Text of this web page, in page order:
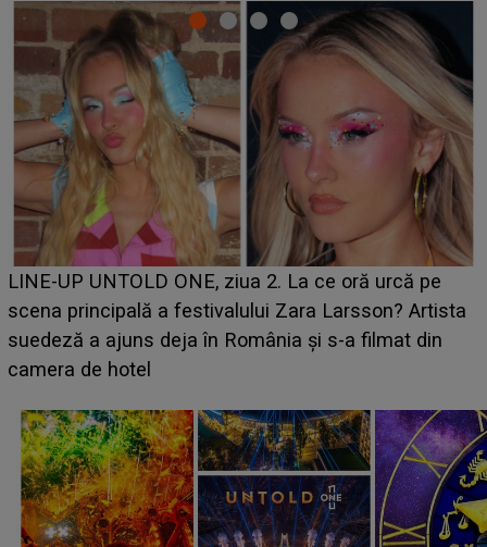
Ce a dezvăluit noua concurentă din "Casa Iubirii" l-a
luat prin surprindere pe Emanuel. CINE ESTE
BĂIATUL VIZAT de Alexandra?! Aflându-se în fața
faptului împlinit, A RECUNOSCUT IMEDIAT: "Am